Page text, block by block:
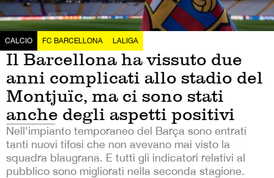
CALCIO FC BARCELLONA LALIGA
Il Barcellona ha vissuto due
anni complicati allo stadio del
Montjuïc, ma ci sono stati
anche degli aspetti positivi
Nell'impianto temporaneo del Barça sono entrati
tanti nuovi tifosi che non avevano mai visto la
squadra blaugrana. E tutti gli indicatori relativi al
pubblico sono migliorati nella seconda stagione.